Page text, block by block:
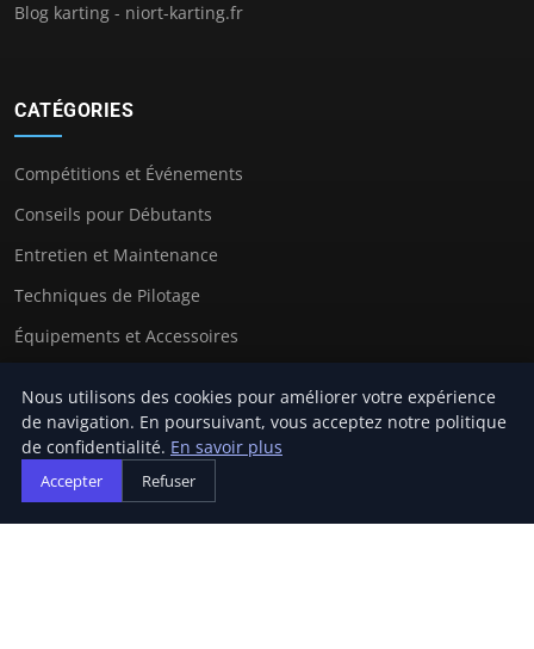
Blog karting - niort-karting.fr
CATÉGORIES
Compétitions et Événements
Conseils pour Débutants
Entretien et Maintenance
Techniques de Pilotage
Équipements et Accessoires
LIENS UTILES
Contact
Nous utilisons des cookies pour améliorer votre expérience
de navigation. En poursuivant, vous acceptez notre politique
de confidentialité. En savoir plus
Accepter Refuser